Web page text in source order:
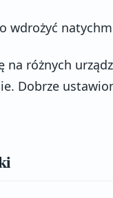
wdrożyć
różnych
Dobrze